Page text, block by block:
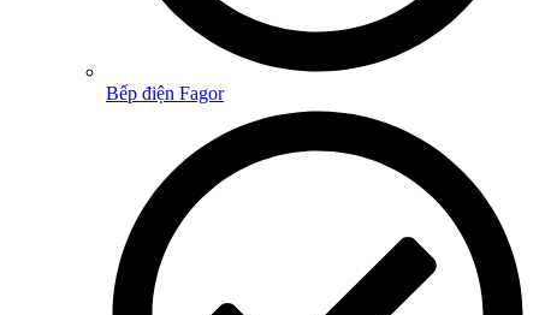
Bếp điện Fagor